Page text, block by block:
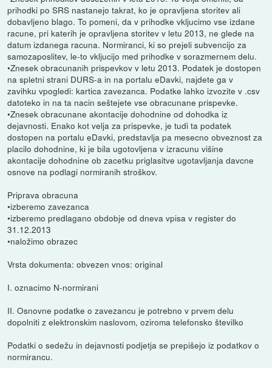
prihodki po SRS nastanejo takrat, ko je opravljena storitev ali
dobavljeno blago. To pomeni, da v prihodke vkljucimo vse izdane
racune, pri katerih je opravljena storitev v letu 2013, ne glede na
datum izdanega racuna. Normiranci, ki so prejeli subvencijo za
samozaposlitev, le-to vkljucijo med prihodke v sorazmernem delu.
•Znesek obracunanih prispevkov v letu 2013. Podatek je dostopen
na spletni strani DURS-a in na portalu eDavki, najdete ga v
zavihku vpogledi: kartica zavezanca. Podatke lahko izvozite v .csv
datoteko in na ta nacin seštejete vse obracunane prispevke.
•Znesek obracunane akontacije dohodnine od dohodka iz
dejavnosti. Enako kot velja za prispevke, je tudi ta podatek
dostopen na portalu eDavki, predstavlja pa mesecno obveznost za
placilo dohodnine, ki je bila ugotovljena v izracunu višine
akontacije dohodnine ob zacetku priglasitve ugotavljanja davcne
osnove na podlagi normiranih stroškov.
Priprava obracuna
•izberemo zavezanca
•izberemo predlagano obdobje od dneva vpisa v register do
31.12.2013
•naložimo obrazec
Vrsta dokumenta: obvezen vnos: original
I. oznacimo N-normirani
II. Osnovne podatke o zavezancu je potrebno v prvem delu
dopolniti z elektronskim naslovom, oziroma telefonsko številko
Podatki o sedežu in dejavnosti podjetja se prepišejo iz podatkov o
normirancu.